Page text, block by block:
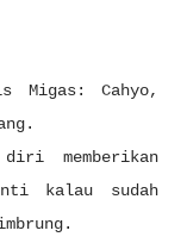
Migas: Cahyo,
diri memberikan
kalau sudah